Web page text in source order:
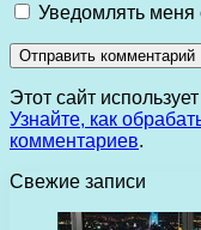
Уведомлять меня
Этот сайт
Узнайте, как
комментариев.
Свежие записи